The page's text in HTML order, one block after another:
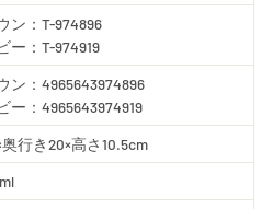
ン：T-974896
ー：T-974919
ン：4965643974896
ー：4965643974919
奥行き20×高さ10.5cm